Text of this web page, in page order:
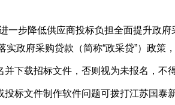
步降低供应商投标负担全面提升政府
政府采购贷款（简称“政采贷”）政策
载招标文件，否则视为未报名，不得
文件制作软件问题可拨打江苏国泰